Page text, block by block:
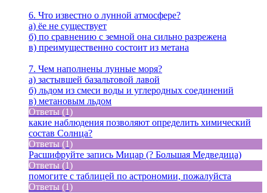
6. Что известно о лунной атмосфере?
а) ёе не существует
б) по сравнению с земной она сильно разрежена
в) преимущественно состоит из метана
7. Чем наполнены лунные моря?
а) застывшей базальтовой лавой
б) льдом из смеси воды и углеродных соединений
в) метановым льдом
Ответы (1)
какие наблюдения позволяют определить химический
состав Солнца?
Ответы (1)
Расшифруйте запись Мицар (? Большая Медведица)
Ответы (1)
помогите с таблицей по астрономии, пожалуйста
Ответы (1)